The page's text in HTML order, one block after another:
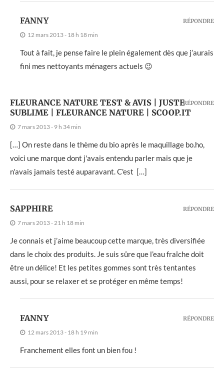
FANNY
12 mars 2013 - 18 h 18 min
Tout à fait, je pense faire le plein également dès que j’aurais
fini mes nettoyants ménagers actuels 😉
RÉPONDRE
FLEURANCE NATURE TEST & AVIS | JUSTE
SUBLIME | FLEURANCE NATURE | SCOOP.IT
7 mars 2013 - 9 h 34 min
[…] On reste dans le thème du bio après le maquillage bo.ho,
voici une marque dont j'avais entendu parler mais que je
n'avais jamais testé auparavant. C'est […]
RÉPONDRE
SAPPHIRE
7 mars 2013 - 21 h 18 min
Je connais et j’aime beaucoup cette marque, très diversifiée
dans le choix des produits. Je suis sûre que l’eau fraîche doit
être un délice! Et les petites gommes sont très tentantes
aussi, pour se relaxer et se protéger en même temps!
RÉPONDRE
FANNY
12 mars 2013 - 18 h 19 min
Franchement elles font un bien fou !
RÉPONDRE